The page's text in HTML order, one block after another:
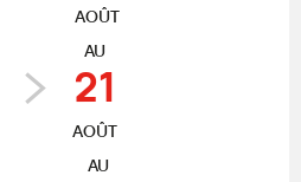
AOÛT
AU
21
AOÛT
AU